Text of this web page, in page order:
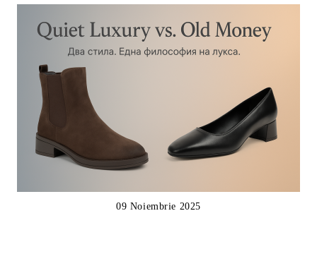
09 Noiembrie 2025